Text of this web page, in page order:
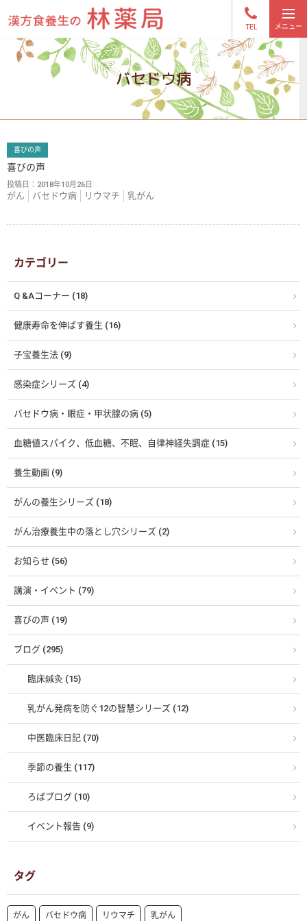
TEL
バセドウ病
喜びの声
喜びの声
投稿日： 2018年10月26日
がん バセドウ病 リウマチ 乳がん
カテゴリー
Q &Aコーナー (18)
健康寿命を伸ばす養生 (16)
子宝養生法 (9)
感染症シリーズ (4)
バセドウ病・眼症・甲状腺の病 (5)
血糖値スパイク、低血糖、不眠、自律神経失調症 (15)
養生動画 (9)
がんの養生シリーズ (18)
がん治療養生中の落とし穴シリーズ (2)
お知らせ (56)
講演・イベント (79)
喜びの声 (19)
ブログ (295)
臨床鍼灸 (15)
乳がん発病を防ぐ12の智慧シリーズ (12)
中医臨床日記 (70)
季節の養生 (117)
ろばブログ (10)
イベント報告 (9)
タグ
がん バセドウ病 リウマチ 乳がん